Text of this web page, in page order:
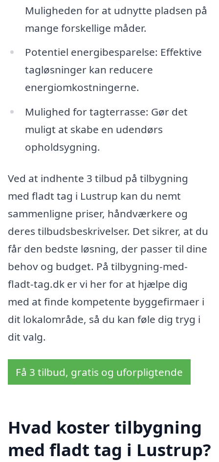
Muligheden for at udnytte pladsen på
mange forskellige måder.
Potentiel energibesparelse: Effektive
tagløsninger kan reducere
energiomkostningerne.
Mulighed for tagterrasse: Gør det
muligt at skabe en udendørs
opholdsygning.
Ved at indhente 3 tilbud på tilbygning
med fladt tag i Lustrup kan du nemt
sammenligne priser, håndværkere og
deres tilbudsbeskrivelser. Det sikrer, at du
får den bedste løsning, der passer til dine
behov og budget. På tilbygning-med-
fladt-tag.dk er vi her for at hjælpe dig
med at finde kompetente byggefirmaer i
dit lokalområde, så du kan føle dig tryg i
dit valg.
Få 3 tilbud, gratis og uforpligtende
Hvad koster tilbygning
med fladt tag i Lustrup?